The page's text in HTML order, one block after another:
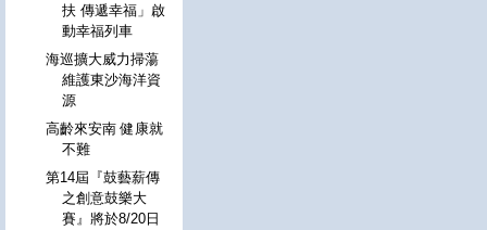
扶 傳遞幸福」啟
動幸福列車
海巡擴大威力掃蕩
維護東沙海洋資
源
高齡來安南 健康就
不難
第14屆『鼓藝薪傳
之創意鼓樂大
賽』將於8/20日